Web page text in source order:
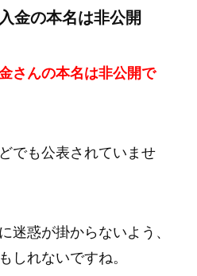
金の本名は非公開
さんの本名は非公開で
でも公表されていませ
迷惑が掛からないよう、
しれないですね。